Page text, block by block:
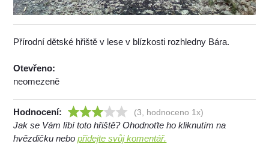
Přírodní dětské hřiště v lese v blízkosti rozhledny Bára.
Otevřeno:
neomezeně
Hodnocení: (3, hodnoceno 1x)
Jak se Vám líbí toto hřiště? Ohodnoťte ho kliknutím na
hvězdičku nebopřidejte svůj komentář.